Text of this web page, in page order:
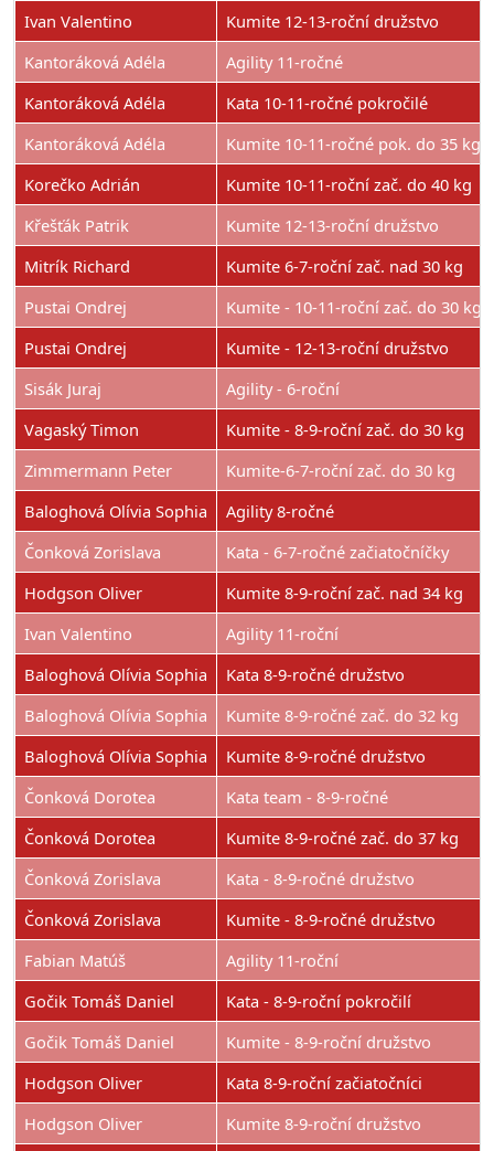
Ivan Valentino
Kumite 12-13-roční družstvo
Kantoráková Adéla
Agility 11-ročné
Kantoráková Adéla
Kata 10-11-ročné pokročilé
Kantoráková Adéla
Kumite 10-11-ročné pok. do 35 kg
Korečko Adrián
Kumite 10-11-roční zač. do 40 kg
Křešťák Patrik
Kumite 12-13-roční družstvo
Mitrík Richard
Kumite 6-7-roční zač. nad 30 kg
Pustai Ondrej
Kumite - 10-11-roční zač. do 30 kg
Pustai Ondrej
Kumite - 12-13-roční družstvo
Sisák Juraj
Agility - 6-roční
Vagaský Timon
Kumite - 8-9-roční zač. do 30 kg
Zimmermann Peter
Kumite-6-7-roční zač. do 30 kg
Baloghová Olívia Sophia
Agility 8-ročné
Čonková Zorislava
Kata - 6-7-ročné začiatočníčky
Hodgson Oliver
Kumite 8-9-roční zač. nad 34 kg
Ivan Valentino
Agility 11-roční
Baloghová Olívia Sophia
Kata 8-9-ročné družstvo
Baloghová Olívia Sophia
Kumite 8-9-ročné zač. do 32 kg
Baloghová Olívia Sophia
Kumite 8-9-ročné družstvo
Čonková Dorotea
Kata team - 8-9-ročné
Čonková Dorotea
Kumite 8-9-ročné zač. do 37 kg
Čonková Zorislava
Kata - 8-9-ročné družstvo
Čonková Zorislava
Kumite - 8-9-ročné družstvo
Fabian Matúš
Agility 11-roční
Gočik Tomáš Daniel
Kata - 8-9-roční pokročilí
Gočik Tomáš Daniel
Kumite - 8-9-roční družstvo
Hodgson Oliver
Kata 8-9-roční začiatočníci
Hodgson Oliver
Kumite 8-9-roční družstvo